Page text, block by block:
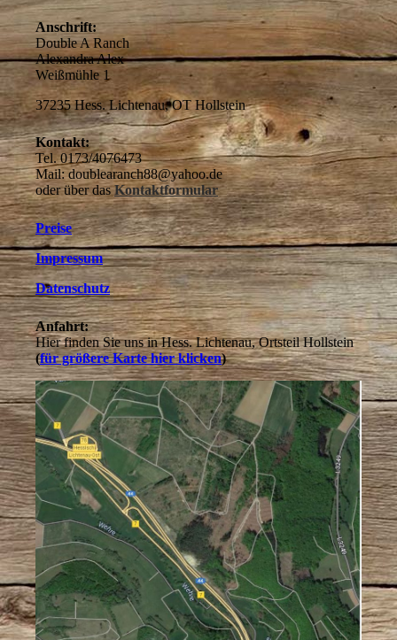
Anschrift:
Double A Ranch
Alexandra Alex
Weißmühle 1
37235 Hess. Lichtenau, OT Hollstein
Kontakt:
Tel. 0173/4076473
Mail: doublearanch88@yahoo.de
oder über dasKontaktformular
Preise
Impressum
Datenschutz
Anfahrt:
Hier finden Sie uns in Hess. Lichtenau, Ortsteil Hollstein
(für größere Karte hier klicken)